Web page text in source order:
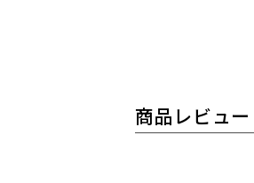
商品レビュー